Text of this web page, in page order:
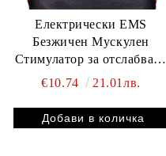
Електрически EMS
Безжичен Мускулен
Стимулатор за отслабване
и стягане за корем
€10.74 21.01лв.